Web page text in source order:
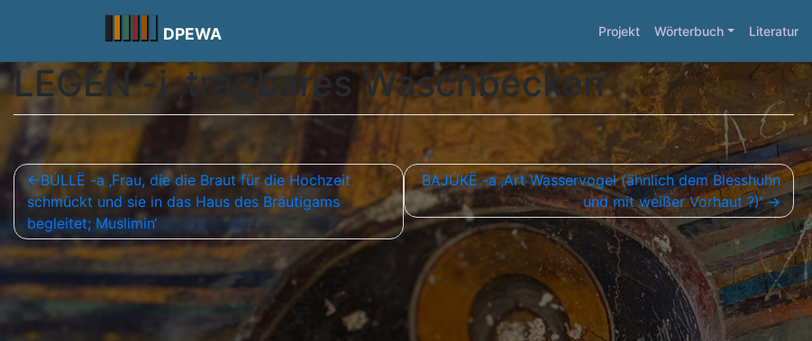
DPEWA Projekt Wörterbuch Literatur
LEGÉN -i ‚tragbares Waschbecken‘
Beitragsnavigation
BÚLLË -a ‚Frau, die die Braut für die Hochzeit
schmückt und sie in das Haus des Bräutigams
begleitet; Muslimin‘
BAJÚKË -a ‚Art Wasservogel (ähnlich dem Blesshuhn
und mit weißer Vorhaut ?)‘